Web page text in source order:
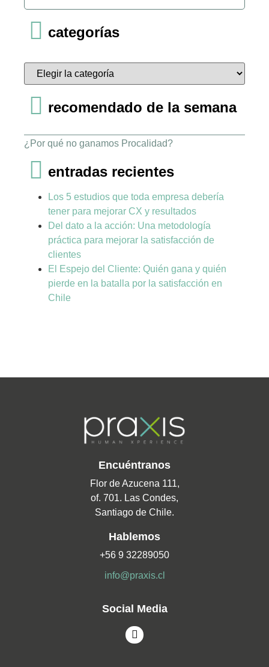
categorías
recomendado de la semana
¿Por qué no ganamos Procalidad?
entradas recientes
Los 5 estudios que toda empresa debería
tener para mejorar CX y resultados
Del dato a la acción: Una metodología
práctica para mejorar la satisfacción de
clientes
El Espejo del Cliente: Quién gana y quién
pierde en la batalla por la satisfacción en
Chile
Encuéntranos
Flor de Azucena 111,
of. 701. Las Condes,
Santiago de Chile.
Hablemos
+56 9 32289050
info@praxis.cl
Social Media